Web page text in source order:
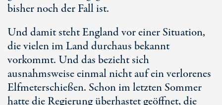
bisher noch der Fall ist.
Und damit steht England vor einer Situation,
die vielen im Land durchaus bekannt
vorkommt. Und das bezieht sich
ausnahmsweise einmal nicht auf ein verlorenes
Elfmeterschießen. Schon im letzten Sommer
hatte die Regierung überhastet geöffnet, die